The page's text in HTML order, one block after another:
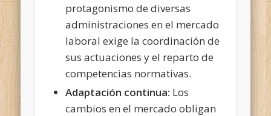
protagonismo de diversas
administraciones en el mercado
laboral exige la coordinación de
sus actuaciones y el reparto de
competencias normativas.
Adaptación continua: Los
cambios en el mercado obligan